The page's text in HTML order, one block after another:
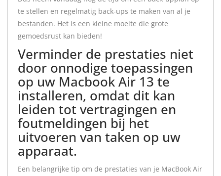
te stellen en regelmatig back-ups te maken van al je
bestanden. Het is een kleine moeite die grote
gemoedsrust kan bieden!
Verminder de prestaties niet
door onnodige toepassingen
op uw Macbook Air 13 te
installeren, omdat dit kan
leiden tot vertragingen en
foutmeldingen bij het
uitvoeren van taken op uw
apparaat.
Een belangrijke tip om de prestaties van je MacBook Air